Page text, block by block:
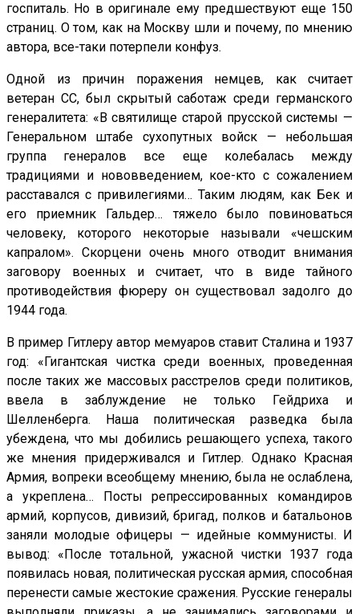
госпиталь. Но в оригинале ему предшествуют еще 150
страниц. О том, как на Москву шли и почему, по мнению
автора, все-таки потерпели конфуз.
Одной из причин поражения немцев, как считает
ветеран СС, был скрытый саботаж среди германского
генералитета: «В святилище старой прусской системы —
Генеральном штабе сухопутных войск — небольшая
группа генералов все еще колебалась между
традициями и нововведением, кое-кто с сожалением
расставался с привилегиями… Таким людям, как Бек и
его приемник Гальдер… тяжело было повиноваться
человеку, которого некоторые называли «чешским
капралом». Скорцени очень много отводит внимания
заговору военных и считает, что в виде тайного
противодействия фюреру он существовал задолго до
1944 года.
В пример Гитлеру автор мемуаров ставит Сталина и 1937
год: «Гигантская чистка среди военных, проведенная
после таких же массовых расстрелов среди политиков,
ввела в заблуждение не только Гейдриха и
Шелленберга. Наша политическая разведка была
убеждена, что мы добились решающего успеха, такого
же мнения придерживался и Гитлер. Однако Красная
Армия, вопреки всеобщему мнению, была не ослаблена,
а укреплена… Посты репрессированных командиров
армий, корпусов, дивизий, бригад, полков и батальонов
заняли молодые офицеры — идейные коммунисты. И
вывод: «После тотальной, ужасной чистки 1937 года
появилась новая, политическая русская армия, способная
перенести самые жестокие сражения. Русские генералы